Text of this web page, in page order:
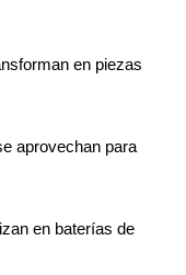
en piezas
aprovechan para
en baterías de